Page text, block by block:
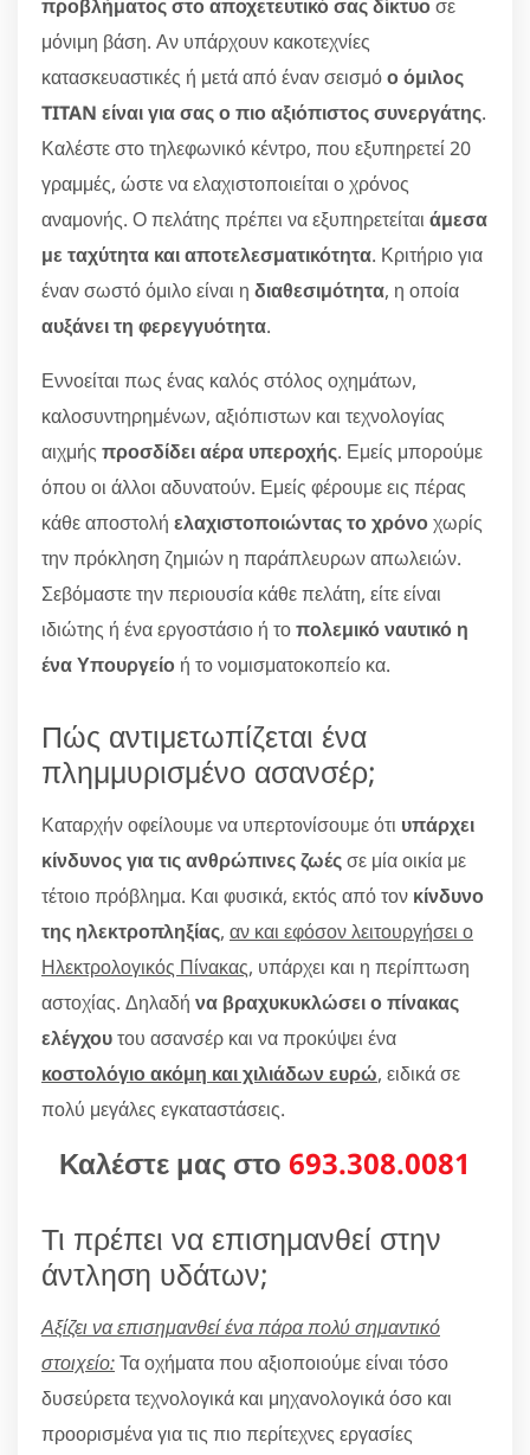
προβλήματος στο αποχετευτικό σας δίκτυοσε
μόνιμη βάση. Αν υπάρχουν κακοτεχνίες
κατασκευαστικές ή μετά από έναν σεισμόο όμιλος
TITAN είναι για σας ο πιο αξιόπιστος συνεργάτης.
Καλέστε στο τηλεφωνικό κέντρο, που εξυπηρετεί 20
γραμμές, ώστε να ελαχιστοποιείται ο χρόνος
αναμονής. Ο πελάτης πρέπει να εξυπηρετείται άμεσα
με ταχύτητα και αποτελεσματικότητα. Κριτήριο για
έναν σωστό όμιλο είναι η διαθεσιμότητα, η οποία
αυξάνει τη φερεγγυότητα.
Εννοείται πως ένας καλός στόλος οχημάτων,
καλοσυντηρημένων, αξιόπιστων και τεχνολογίας
αιχμής προσδίδει αέρα υπεροχής. Εμείς μπορούμε
όπου οι άλλοι αδυνατούν. Εμείς φέρουμε εις πέρας
κάθε αποστολή ελαχιστοποιώντας το χρόνοχωρίς
την πρόκληση ζημιών η παράπλευρων απωλειών.
Σεβόμαστε την περιουσία κάθε πελάτη, είτε είναι
ιδιώτης ή ένα εργοστάσιο ή τοπολεμικό ναυτικό η
ένα Υπουργείο ή το νομισματοκοπείο κα.
Πώς αντιμετωπίζεται ένα
πλημμυρισμένο ασανσέρ;
Καταρχήν οφείλουμε να υπερτονίσουμε ότι υπάρχει
κίνδυνος για τις ανθρώπινες ζωέςσε μία οικία με
τέτοιο πρόβλημα. Και φυσικά, εκτός από τον κίνδυνο
της ηλεκτροπληξίας, αν και εφόσον λειτουργήσει ο
Ηλεκτρολογικός Πίνακας, υπάρχει και η περίπτωση
αστοχίας. Δηλαδή να βραχυκυκλώσει ο πίνακας
ελέγχουτου ασανσέρ και να προκύψει ένα
κοστολόγιο ακόμη και χιλιάδων ευρώ, ειδικά σε
πολύ μεγάλες εγκαταστάσεις.
Καλέστε μας στο 693.308.0081
Τι πρέπει να επισημανθεί στην
άντληση υδάτων;
Αξίζει να επισημανθεί ένα πάρα πολύ σημαντικό
στοιχείο:Τα οχήματα που αξιοποιούμε είναι τόσο
δυσεύρετα τεχνολογικά και μηχανολογικά όσο και
προορισμένα για τις πιο περίτεχνες εργασίες